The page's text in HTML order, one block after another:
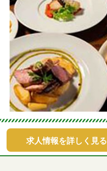
求人情報を詳しく見る